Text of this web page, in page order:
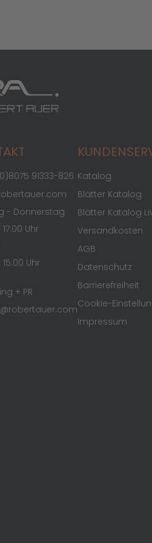
91333-826
- Donnerstag
Uhr
Uhr
+ PR
Katalog
Blätter Katalog
Blätter Katalog
Versandkosten
AGB
Datenschutz
Barrierefreiheit
Cookie-
Impressum